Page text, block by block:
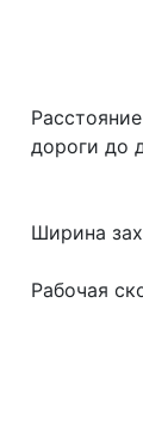
дороги до
Ширина
Рабочая